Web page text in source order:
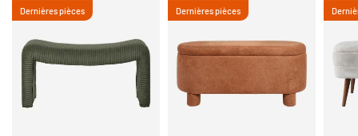
Dernières pièces Dernières pièces